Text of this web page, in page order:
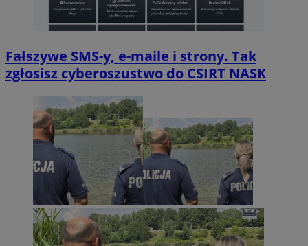
Fałszywe SMS-y, e-maile i strony. Tak
zgłosisz cyberoszustwo do CSIRT NASK